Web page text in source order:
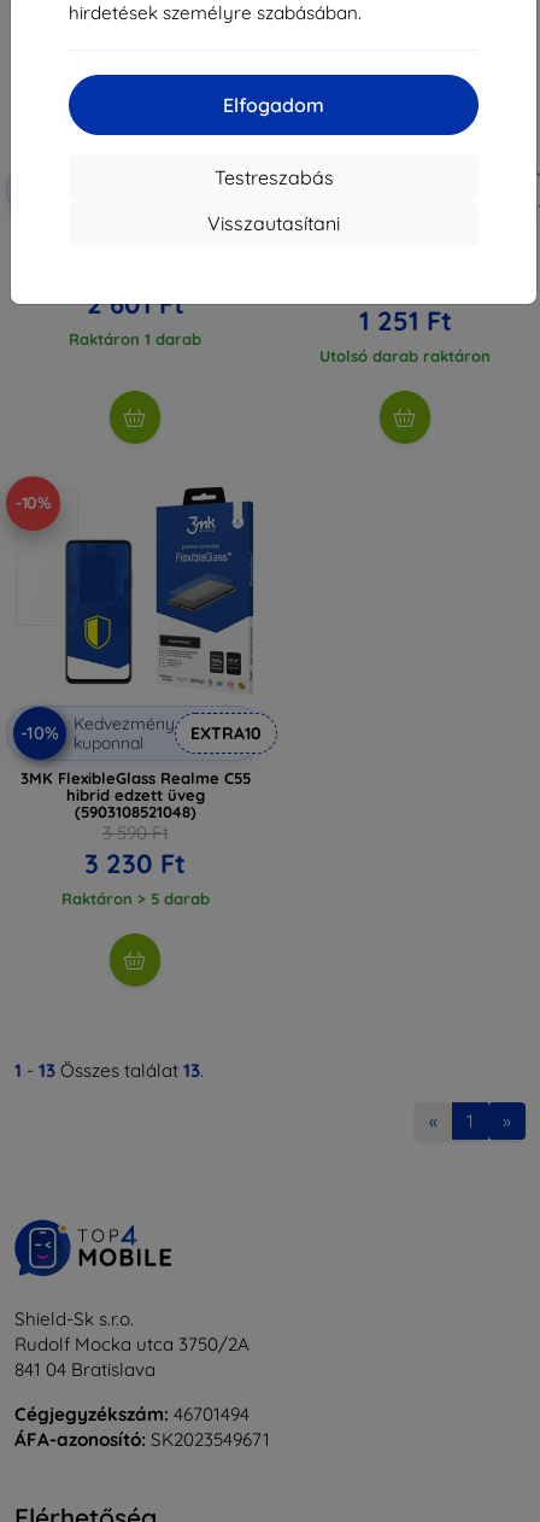
hirdetések személyre szabásában.
Elfogadom
Testreszabás
Visszautasítani
EXTRA10
Beline Candy tok Realme C55
2 601 Ft
Raktáron 1 darab
-10%
3MK Lens Protect Realme C55
1 251 Ft
Utolsó darab raktáron
-10%
-10%
Kedvezmény
kuponnal
EXTRA10
3MK FlexibleGlass Realme C55
hibrid edzett üveg
(5903108521048)
3 590 Ft
3 230 Ft
Raktáron > 5 darab
1 - 13 Összes találat 13.
« 1 »
Shield-Sk s.r.o.
Rudolf Mocka utca 3750/2A
841 04 Bratislava
Cégjegyzékszám: 46701494
ÁFA-azonosító: SK2023549671